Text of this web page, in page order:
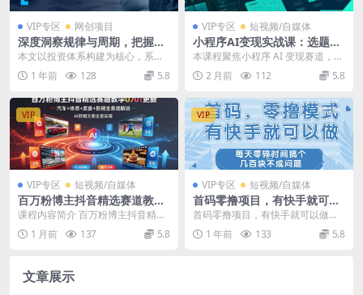
VIP专区 网创项目
深度洞察规律与周期，把握人
生和投资的关键节点，开启智
慧决策之旅
本文以投资体系构建为核心，系统
阐述五大核心要素： 1）机会认知
强调市场永恒存在价...
1 年前 128 5.8
VIP专区 短视频/自媒体
小程序AI变现实战课：选题开
发上架全流程，零基础搭建项
目并通过广告优化增收
本课程聚焦小程序 AI 变现赛道，主
打零基础可落地的实战玩法。课程
先解读项目整体...
2 月前 112 5.8
VIP
VIP专区 短视频/自媒体
百万粉博主抖音精选赛道教学-
0701更新，汽车+体育+美食
+影视全赛道解说，AI剪辑文
案全套实操
课程内容简介 百万粉博主抖音精选
赛道全套教学，避开内卷红海，主
打汽车、体育、影视...
1 月前 137 5.8
VIP
VIP专区 短视频/自媒体
首码零撸项目，有快手就可以
做，每天业务时间搞个几张不
是问题【揭秘】
首码零撸项目，有快手就可以做，
每天业务时间搞个几张不是问题
【揭秘】 项目揭秘，项...
1 年前 133 5.8
文章展示